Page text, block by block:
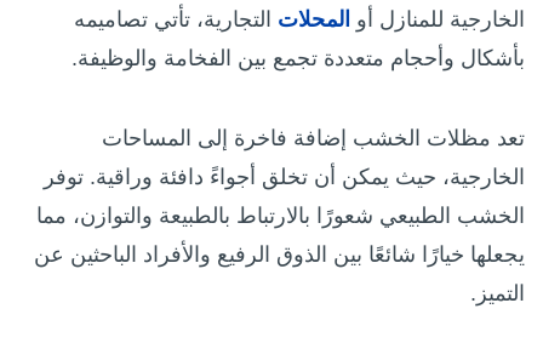
الخارجية للمنازل أو المحلات التجارية، تأتي تصاميمه
بأشكال وأحجام متعددة تجمع بين الفخامة والوظيفة.
تعد مظلات الخشب إضافة فاخرة إلى المساحات
الخارجية، حيث يمكن أن تخلق أجواءً دافئة وراقية. توفر
الخشب الطبيعي شعورًا بالارتباط بالطبيعة والتوازن، مما
يجعلها خيارًا شائعًا بين الذوق الرفيع والأفراد الباحثين عن
التميز.